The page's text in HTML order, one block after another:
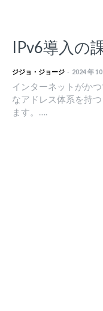
IPv6導入の
ジジョ・ジョージ - 2024 年
インターネットがか
なアドレス体系を持
ます。….